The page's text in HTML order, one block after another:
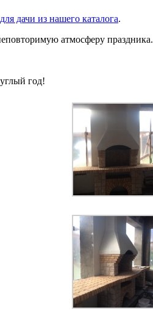
дачи из нашего каталога.
атмосферу праздника.
год!